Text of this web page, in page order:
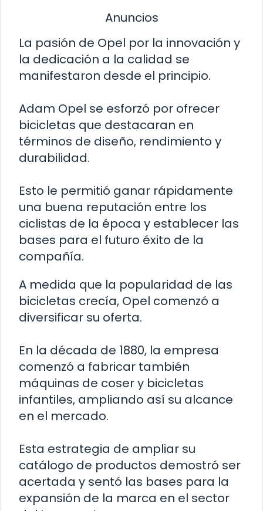
Anuncios
La pasión de Opel por la innovación y
la dedicación a la calidad se
manifestaron desde el principio.
Adam Opel se esforzó por ofrecer
bicicletas que destacaran en
términos de diseño, rendimiento y
durabilidad.
Esto le permitió ganar rápidamente
una buena reputación entre los
ciclistas de la época y establecer las
bases para el futuro éxito de la
compañía.
A medida que la popularidad de las
bicicletas crecía, Opel comenzó a
diversificar su oferta.
En la década de 1880, la empresa
comenzó a fabricar también
máquinas de coser y bicicletas
infantiles, ampliando así su alcance
en el mercado.
Esta estrategia de ampliar su
catálogo de productos demostró ser
acertada y sentó las bases para la
expansión de la marca en el sector